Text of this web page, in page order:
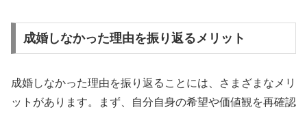
成婚しなかった理由を振り返るメリット
成婚しなかった理由を振り返ることには、さまざまなメリ
ットがあります。まず、自分自身の希望や価値観を再確認